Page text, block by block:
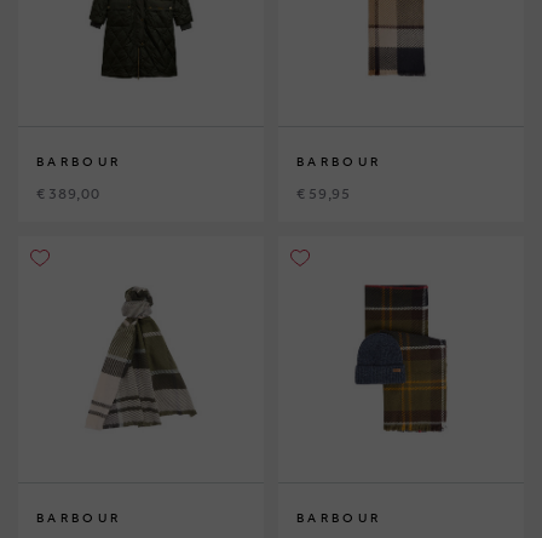
BARBOUR
€ 389,00
BARBOUR
€ 59,95
BARBOUR BARBOUR